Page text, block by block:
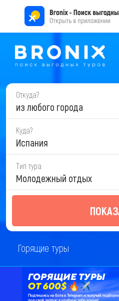
Откуда?
из любого города
Куда?
Испания
Тип тура
Молодежный отдых
Горящие туры